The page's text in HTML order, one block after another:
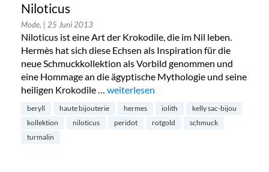
Niloticus
Mode, | 25 Juni 2013
Niloticus ist eine Art der Krokodile, die im Nil leben.
Hermès hat sich diese Echsen als Inspiration für die
neue Schmuckkollektion als Vorbild genommen und
eine Hommage an die ägyptische Mythologie und seine
heiligen Krokodile … „Hermès: neue Bijouterie Kollektion
weiterlesen
beryll haute bijouterie hermes iolith
kelly sac-bijou
kollektion
niloticus peridot rotgold
schmuck
turmalin